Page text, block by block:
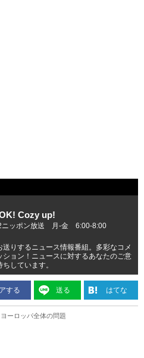
Cozy up!
ニッポン放送 月-金 6:00-8:00
りするニュース情報番組。多彩なコメ
ョン！ニュースに対するあなたのご意
しています。
する 送る はてな
ーロッパ全体の問題